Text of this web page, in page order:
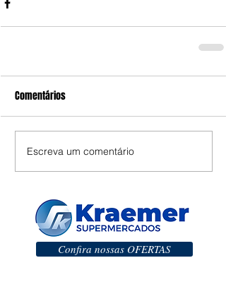
Comentários
Escreva um comentário
Confira nossas OFERTAS